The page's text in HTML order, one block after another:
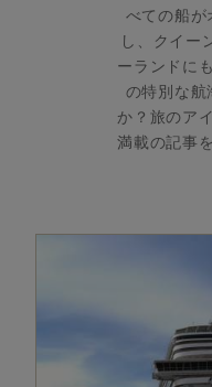
べての船が
し、クイー
ーランドに
の特別な航
か？旅のア
満載の記事